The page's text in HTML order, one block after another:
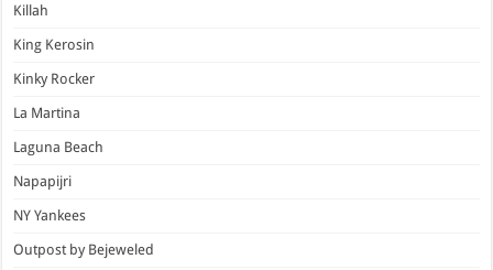
Killah
King Kerosin
Kinky Rocker
La Martina
Laguna Beach
Napapijri
NY Yankees
Outpost by Bejeweled